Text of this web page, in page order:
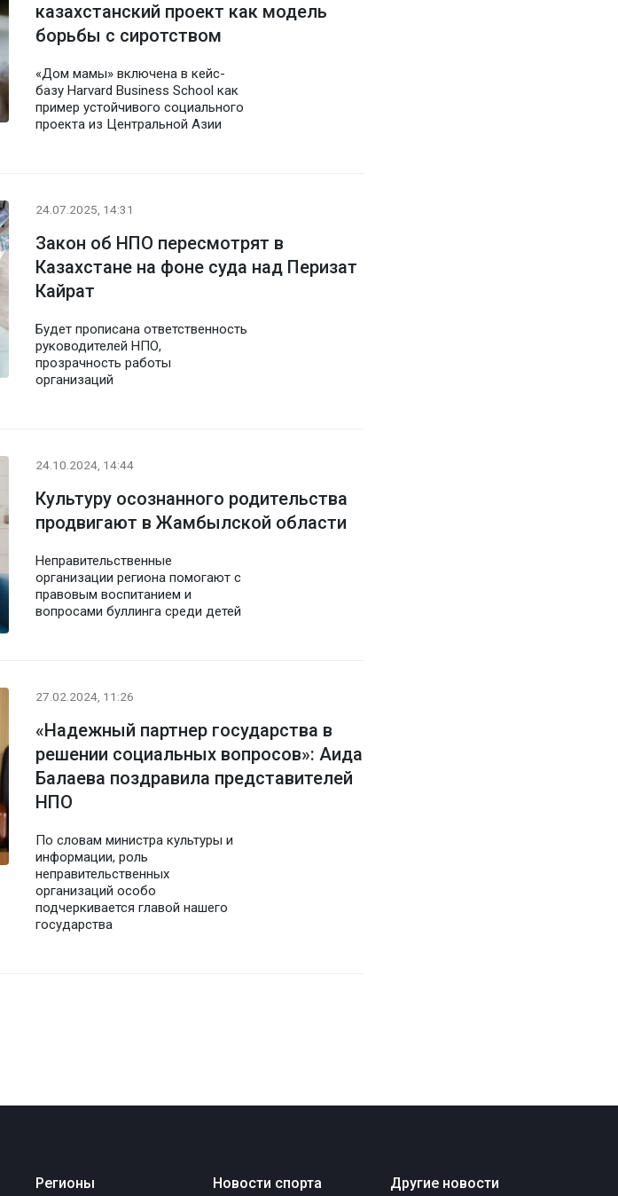
казахстанский проект как модель
борьбы с сиротством
«Дом мамы» включена в кейс-
базу Harvard Business School как
пример устойчивого социального
проекта из Центральной Азии
24.07.2025, 14:31
Закон об НПО пересмотрят в
Казахстане на фоне суда над Перизат
Кайрат
Будет прописана ответственность
руководителей НПО,
прозрачность работы
организаций
24.10.2024, 14:44
Культуру осознанного родительства
продвигают в Жамбылской области
Неправительственные
организации региона помогают с
правовым воспитанием и
вопросами буллинга среди детей
27.02.2024, 11:26
«Надежный партнер государства в
решении социальных вопросов»: Аида
Балаева поздравила представителей
НПО
По словам министра культуры и
информации, роль
неправительственных
организаций особо
подчеркивается главой нашего
государства
Регионы Новости спорта Другие новости